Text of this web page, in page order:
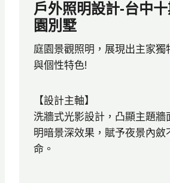
戶外照明設計-台中
園別墅
庭園景觀照明，展現出主家獨
與個性特色!
【設計主軸】
洗牆式光影設計，凸顯主題牆
明暗景深效果，賦予夜景內斂
命。